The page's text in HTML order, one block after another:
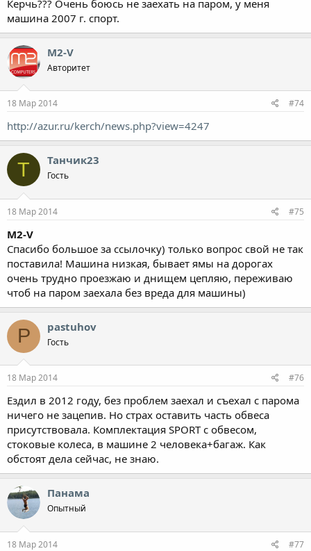
Керчь??? Очень боюсь не заехать на паром, у меня
машина 2007 г. спорт.
M2-V
Авторитет
18 Мар 2014 #74
http://azur.ru/kerch/news.php?view=4247
Т Танчик23
Гость
18 Мар 2014 #75
M2-V
Спасибо большое за ссылочку) только вопрос свой не так
поставила! Машина низкая, бывает ямы на дорогах
очень трудно проезжаю и днищем цепляю, переживаю
чтоб на паром заехала без вреда для машины)
P pastuhov
Гость
18 Мар 2014 #76
Ездил в 2012 году, без проблем заехал и съехал с парома
ничего не зацепив. Но страх оставить часть обвеса
присутствовала. Комплектация SPORT с обвесом,
стоковые колеса, в машине 2 человека+багаж. Как
обстоят дела сейчас, не знаю.
Панама
Опытный
18 Мар 2014 #77